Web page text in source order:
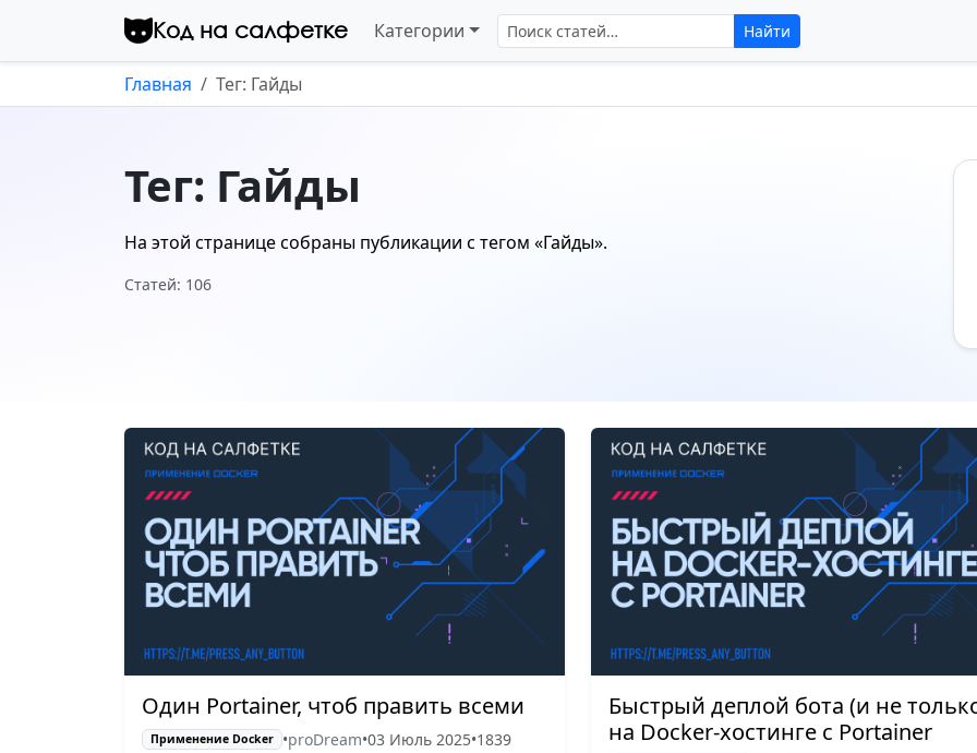
Перейти к контенту
Код на салфетке Категории Поиск по сайту Найти
Главная Тег: Гайды
Тег: Гайды
На этой странице собраны публикации с тегом «Гайды».
Статей: 106
Один Portainer, чтоб править всеми
Применение Docker •proDream•03 Июль 2025•1839
Быстрый деплой бота (и не
на Docker-хостинге с Portainer